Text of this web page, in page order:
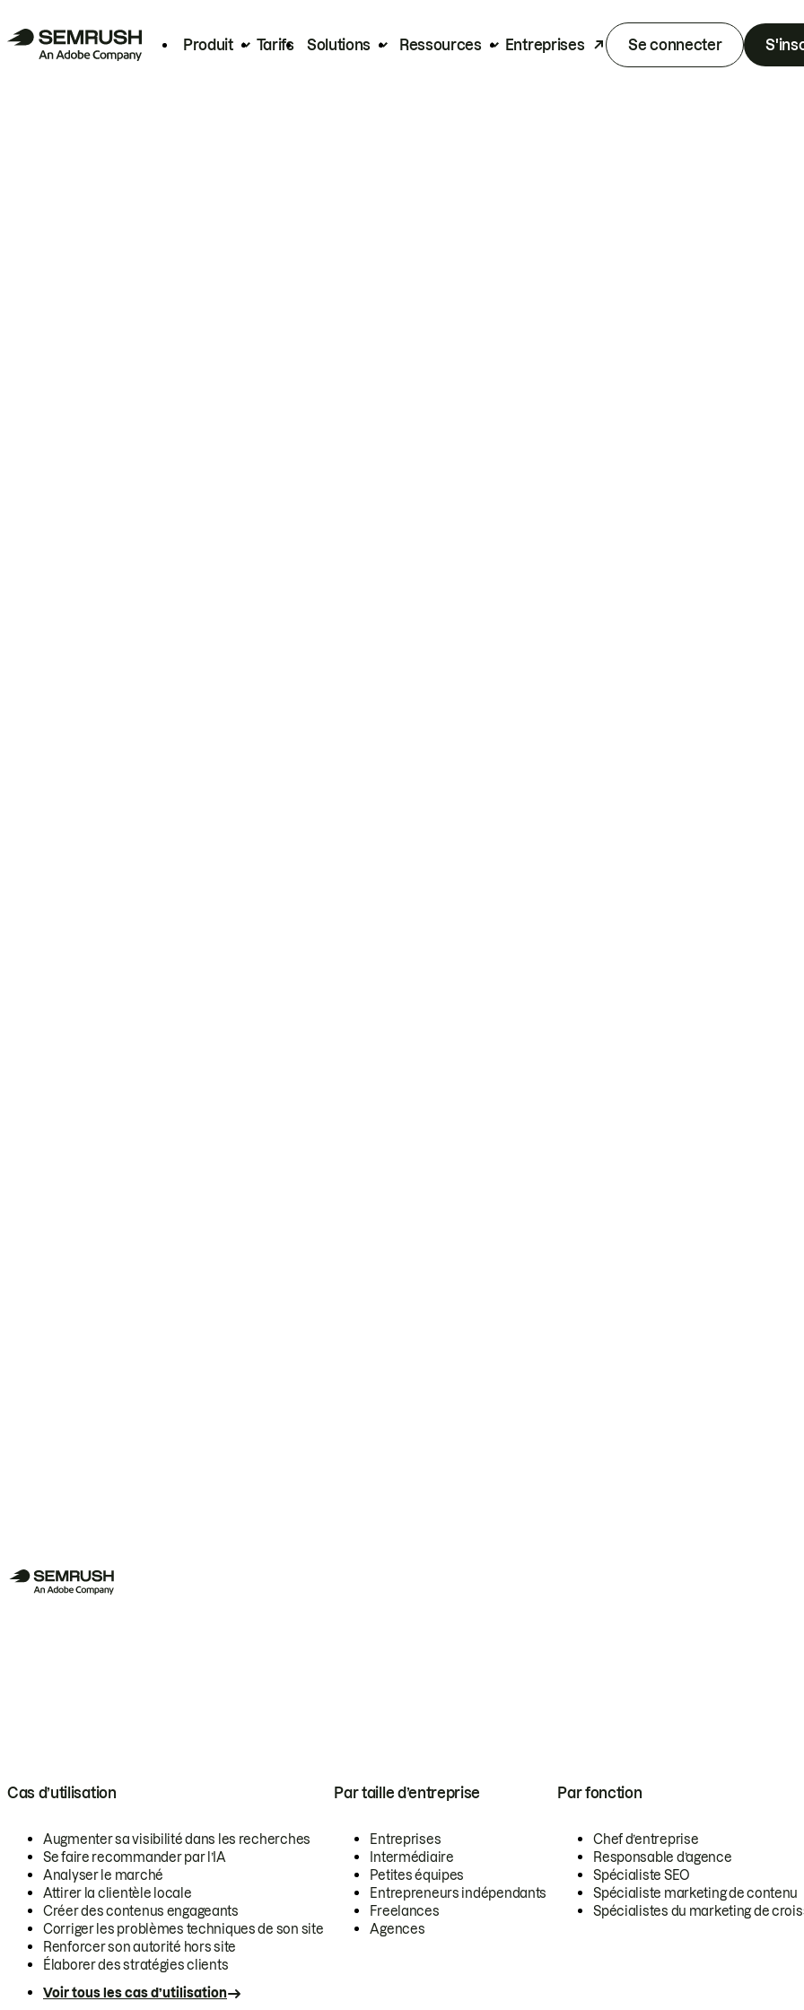
Produit Tarifs Solutions Ressources Entreprises Se connecter
Cas d’utilisation
Augmenter sa visibilité dans les recherches
Se faire recommander par l’IA
Analyser le marché
Attirer la clientèle locale
Créer des contenus engageants
Corriger les problèmes techniques de son site
Renforcer son autorité hors site
Élaborer des stratégies clients
Voir tous les cas d’utilisation
Par taille d’entreprise
Entreprises
Intermédiaire
Petites équipes
Entrepreneurs indépendants
Freelances
Agences
Par fonction
Chef d’entreprise
Responsable d’agence
Spécialiste SEO
Spécialiste marketing de contenu
Spécialistes du marketing de